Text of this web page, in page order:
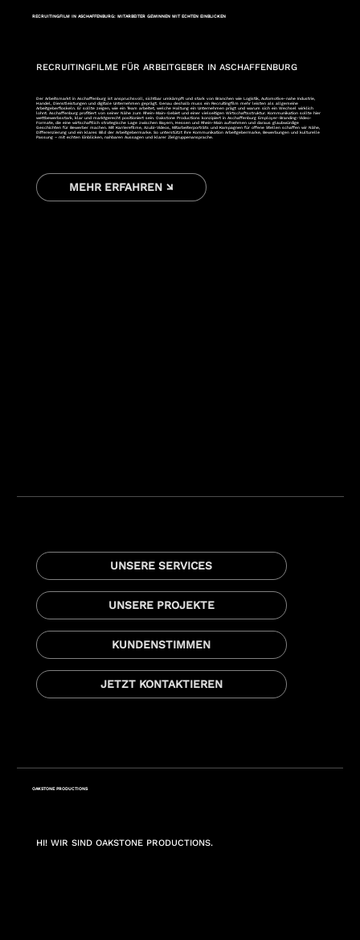
RECRUITINGFILM IN ASCHAFFENBURG: MITARBEITER GEWINNEN MIT ECHTEN EINBLICKEN
RECRUITINGFILME FÜR ARBEITGEBER IN ASCHAFFENBURG
Der Arbeitsmarkt in Aschaffenburg ist anspruchsvoll, sichtbar umkämpft und stark von Branchen wie Logistik, Automotive-nahe Industrie,
Handel, Dienstleistungen und digitale Unternehmen geprägt. Genau deshalb muss ein Recruitingfilm mehr leisten als allgemeine
Arbeitgeberfloskeln. Er sollte zeigen, wie ein Team arbeitet, welche Haltung ein Unternehmen prägt und warum sich ein Wechsel wirklich
lohnt. Aschaffenburg profitiert von seiner Nähe zum Rhein-Main-Gebiet und einer vielseitigen Wirtschaftsstruktur. Kommunikation sollte hier
wettbewerbsstark, klar und marktgerecht positioniert sein. Oakstone Productions konzipiert in Aschaffenburg Employer-Branding-Video-
Formate, die eine wirtschaftlich strategische Lage zwischen Bayern, Hessen und Rhein-Main aufnehmen und daraus glaubwürdige
Geschichten für Bewerber machen. Mit Karrierefilme, Azubi-Videos, Mitarbeiterporträts und Kampagnen für offene Stellen schaffen wir Nähe,
Differenzierung und ein klares Bild der Arbeitgebermarke. So unterstützt Ihre Kommunikation Arbeitgebermarke, Bewerbungen und kulturelle
Passung – mit echten Einblicken, nahbaren Aussagen und klarer Zielgruppenansprache.
MEHR ERFAHREN ↘
UNSERE SERVICES
UNSERE PROJEKTE
KUNDENSTIMMEN
JETZT KONTAKTIEREN
OAKSTONE PRODUCTIONS
HI! WIR SIND OAKSTONE PRODUCTIONS.